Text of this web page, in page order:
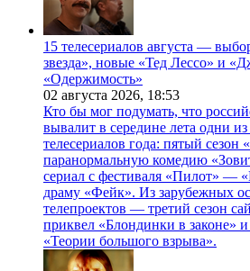
15 телесериалов августа —
звезда», новые «Тед Лессо» и
«Одержимость»
02 августа 2026, 18:53
Кто бы мог подумать, что
вывалит в середине лета одни
телесериалов года: пятый сезон
паранормальную комедию
сериал с фестиваля «Пилот» —
драму «Фейк». Из зарубежных
телепроектов — третий сезон
приквел «Блондинки в законе»
«Теории большого взрыва».